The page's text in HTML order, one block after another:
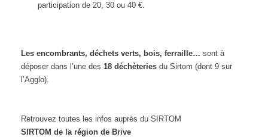
participation de 20, 30 ou 40 €.
Les encombrants, déchets verts, bois, ferraille… sont à
déposer dans l’une des 18 déchèteries du Sirtom (dont 9 sur
l’Agglo).
Retrouvez toutes les infos auprès du SIRTOM
SIRTOM de la région de Brive